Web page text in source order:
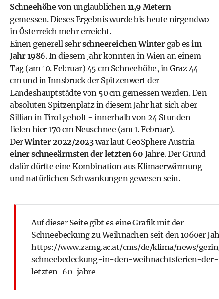
Schneehöhevon unglaublichen 11,9 Metern
gemessen. Dieses Ergebnis wurde bis heute nirgendwo
in Österreich mehr erreicht.
Einen generell sehrschneereichen Wintergab esim
Jahr 1986. In diesem Jahr konnten in Wien an einem
Tag (am 10. Februar) 45 cm Schneehöhe, in Graz 44
cm und in Innsbruck der Spitzenwert der
Landeshauptstädte von 50 cm gemessen werden. Den
absoluten Spitzenplatz in diesem Jahr hat sich aber
Sillian in Tirol geholt - innerhalb von 24 Stunden
fielen hier 170 cm Neuschnee (am 1. Februar).
DerWinter 2022/2023war laut GeoSphere Austria
einer schneeärmsten der letzten 60 Jahre. Der Grund
dafür dürfte eine Kombination aus Klimaerwärmung
und natürlichen Schwankungen gewesen sein.
Auf dieser Seite gibt es eine Grafik mit der
Schneebeckung zu Weihnachen seit den 1060er
https://www.zamg.ac.at/cms/de/klima/news/
schneebedeckung-in-den-weihnachtsferien-der-
letzten-60-jahre